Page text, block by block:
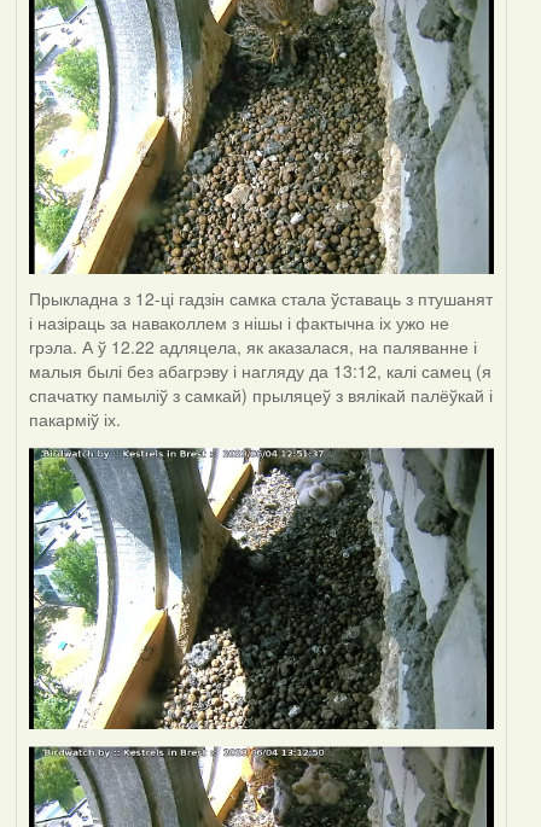
Прыкладна з 12-ці гадзін самка стала ўставаць з птушанят
і назіраць за наваколлем з нішы і фактычна іх ужо не
грэла. А ў 12.22 адляцела, як аказалася, на паляванне і
малыя былі без абагрэву і нагляду да 13:12, калі самец (я
спачатку памыліў з самкай) прыляцеў з вялікай палёўкай і
пакарміў іх.